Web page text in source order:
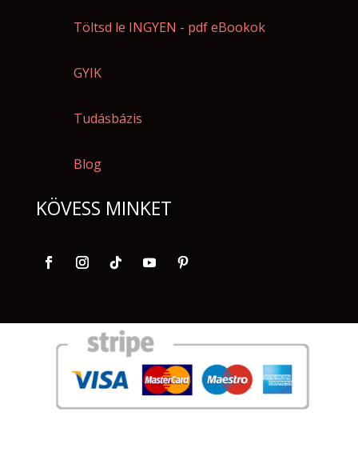
Töltsd le INGYEN - pdf eBookok
GYIK
Tudásbázis
Blog
KÖVESS MINKET